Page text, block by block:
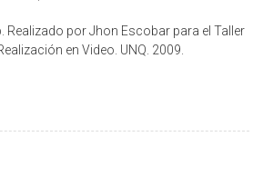
Realizado por Jhon Escobar para el Taller
en Video. UNQ. 2009.